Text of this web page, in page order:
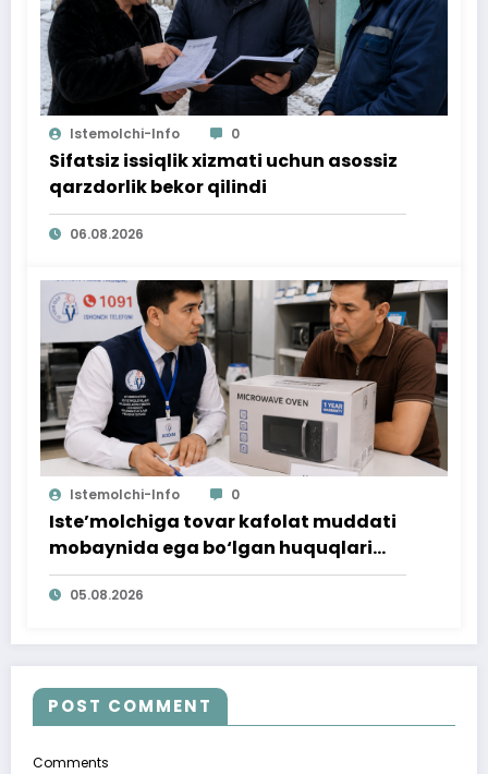
Istemolchi-Info 0
Sifatsiz issiqlik xizmati uchun asossiz
qarzdorlik bekor qilindi
06.08.2026
Istemolchi-Info 0
Iste’molchiga tovar kafolat muddati
mobaynida ega bo‘lgan huquqlari
ta’minlab berildi
05.08.2026
POST COMMENT
Comments